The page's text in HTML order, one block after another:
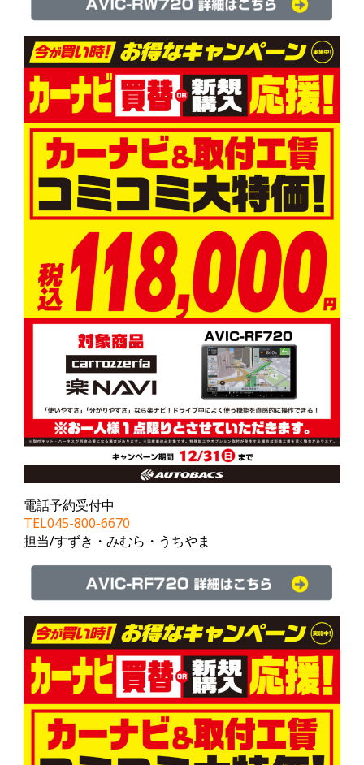
電話予約受付中
TEL045-800-6670
担当/すずき・みむら・うちやま